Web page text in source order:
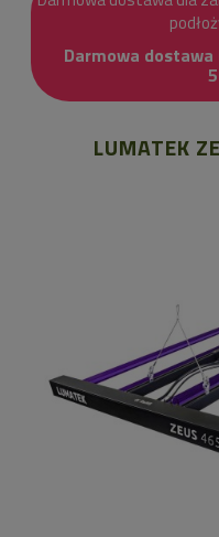
Darmowa
LUMATEK